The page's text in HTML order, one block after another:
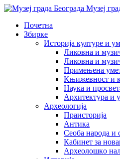
Музеј
Почетна
Збирке
Историја културе и
Ликовна и
Ликовна и
Примењена
Kњижевност и
Наука и
Архитектура и
Aрхеологија
Праисторија
Антика
Сеоба народа и
Кабинет за
Археолошкo